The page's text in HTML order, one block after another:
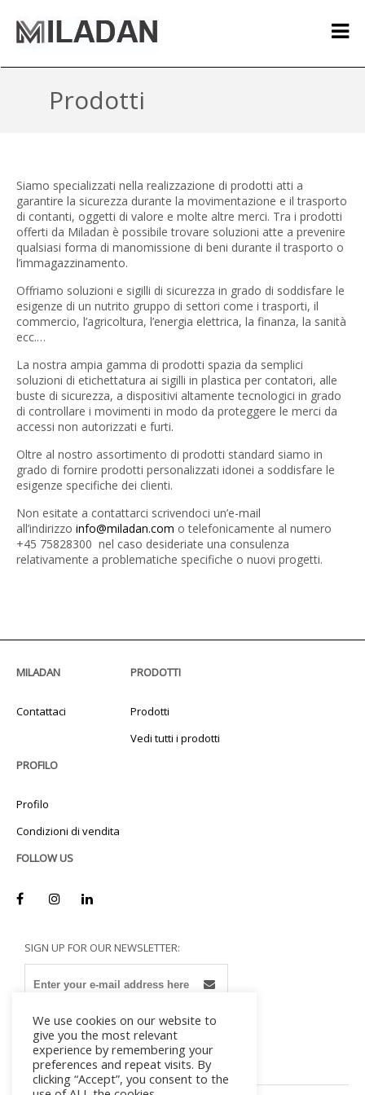
Prodotti
Siamo specializzati nella realizzazione di prodotti atti a
garantire la sicurezza durante la movimentazione e il trasporto
di contanti, oggetti di valore e molte altre merci. Tra i prodotti
offerti da Miladan è possibile trovare soluzioni atte a prevenire
qualsiasi forma di manomissione di beni durante il trasporto o
l’immagazzinamento.
Offriamo soluzioni e sigilli di sicurezza in grado di soddisfare le
esigenze di un nutrito gruppo di settori come i trasporti, il
commercio, l’agricoltura, l’energia elettrica, la finanza, la sanità
ecc.…
La nostra ampia gamma di prodotti spazia da semplici
soluzioni di etichettatura ai sigilli in plastica per contatori, alle
buste di sicurezza, a dispositivi altamente tecnologici in grado
di controllare i movimenti in modo da proteggere le merci da
accessi non autorizzati e furti.
Oltre al nostro assortimento di prodotti standard siamo in
grado di fornire prodotti personalizzati idonei a soddisfare le
esigenze specifiche dei clienti.
Non esitate a contattarci scrivendoci un’e-mail
all’indirizzo info@miladan.com o telefonicamente al numero
+45 75828300 nel caso desideriate una consulenza
relativamente a problematiche specifiche o nuovi progetti.
MILADAN
Contattaci
PRODOTTI
Prodotti
Vedi tutti i prodotti
PROFILO
Profilo
Condizioni di vendita
FOLLOW US
SIGN UP FOR OUR NEWSLETTER:
We use cookies on our website to
give you the most relevant
experience by remembering your
preferences and repeat visits. By
clicking “Accept”, you consent to the